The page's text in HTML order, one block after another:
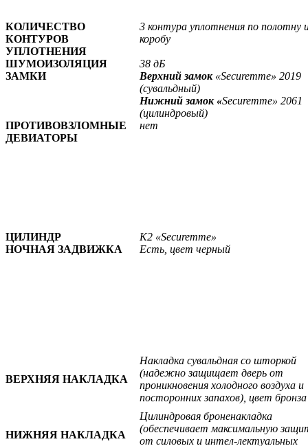
КОЛИЧЕСТВО
КОНТУРОВ
УПЛОТНЕНИЯ
3 контура уплотнения по полотну
коробу
ШУМОИЗОЛЯЦИЯ
38 дБ
ЗАМКИ
Верхний замок«Securemme» 2019
(сувальдный)
Нижний замок «Securemme» 2061
(цилиндровый)
ПРОТИВОВЗЛОМНЫЕ
ДЕВИАТОРЫ
нет
ЦИЛИНДР
К2 «Securemme»
НОЧНАЯ ЗАДВИЖКА
Есть, цвет черный
ВЕРХНЯЯ НАКЛАДКА
Накладка сувальдная со шторкой
(надежно защищает дверь от
проникновения холодного воздуха и
посторонних запахов), цвет бронза
НИЖНЯЯ НАКЛАДКА
Цилиндровая броненакладка
(обеспечивает максимальную
от силовых и интел-лектуальных